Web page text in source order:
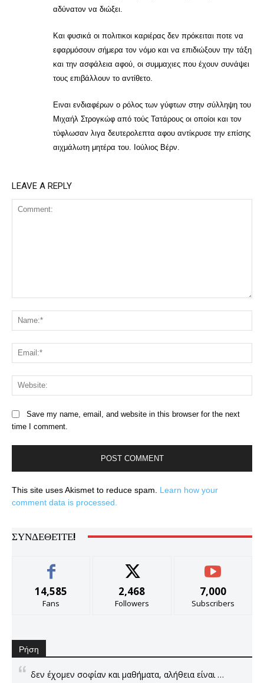
αδύνατον να διώξει.
Και φυσικά οι πολιτικοι καριέρας δεν πρόκειται ποτε να
εφαρμόσουν σήμερα τον νόμο και να επιδιώξουν την τάξη
και την ασφάλεια αφού, οι συμμαχιες που έχουν συνάψει
τους επιβάλλουν το αντίθετο.
Ειναι ενδιαφέρων ο ρόλος των γύφτων στην σύλληψη του
Μιχαήλ Στρογκώφ από τούς Τατάρους οι οποίοι και τον
τύφλωσαν λιγα δευτερολεπτα αφου αντίκρυσε την επίσης
αιχμάλωτη μητέρα του. Ιούλιος Βέρν.
LEAVE A REPLY
Save my name, email, and website in this browser for the next
time I comment.
This site uses Akismet to reduce spam. Learn how your
comment data is processed.
ΣΥΝΔΕΘΕΊΤΕ!
14,585
Fans
2,468
Followers
7,000
Subscribers
Ρήση
δεν έχομεν σοφίαν και μαθήματα, αλήθεια είναι …